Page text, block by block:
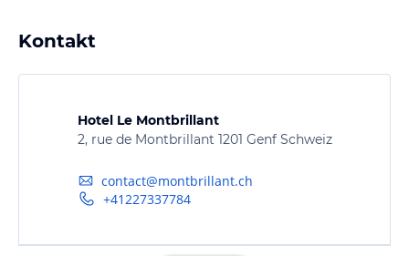
Kontakt
Hotel Le Montbrillant
2, rue de Montbrillant 1201 Genf Schweiz
contact@montbrillant.ch
+41227337784